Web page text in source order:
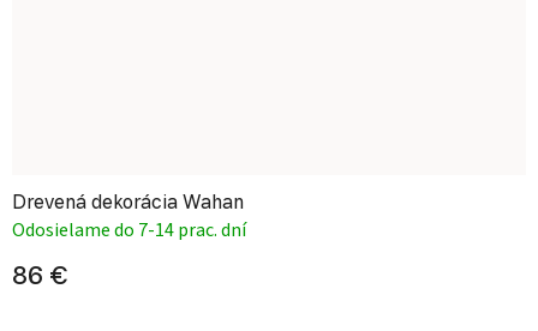
Drevená dekorácia Wahan
Odosielame do 7-14 prac. dní
86 €